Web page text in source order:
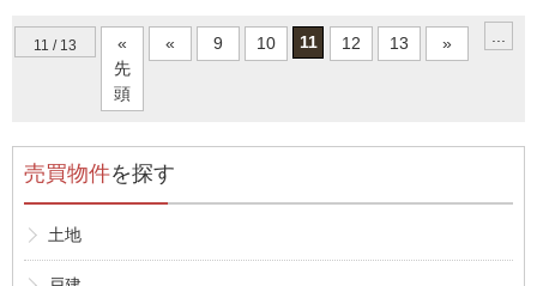
11 / 13
«
先
頭
« 9 10 11 12 13 »
売買物件を探す
土地